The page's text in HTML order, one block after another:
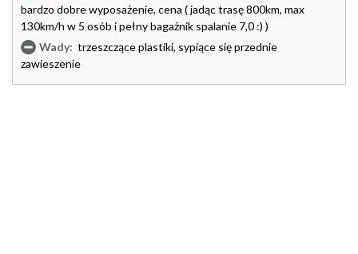
bardzo dobre wyposażenie, cena ( jadąc trasę 800km, max
130km/h w 5 osób i pełny bagażnik spalanie 7,0 :) )
Wady: trzeszczące plastiki, sypiące się przednie
zawieszenie